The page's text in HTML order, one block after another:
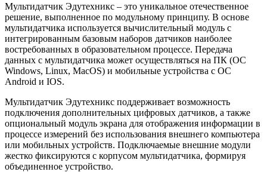
Мультидатчик Эдутехникс – это уникальное отечественное
решение, выполненное по модульному принципу. В основе
мультидатчика используется вычислительный модуль с
интегрированным базовым наборов датчиков наиболее
востребованных в образовательном процессе. Передача
данных с мультидатчика может осуществляться на ПК (OC
Windows, Linux, MacOS) и мобильные устройства с ОС
Android и IOS.
Мультидатчик Эдутехникс поддерживает возможность
подключения дополнительных цифровых датчиков, а также
опциональный модуль экрана для отображения информации в
процессе измерений без использования внешнего компьютера
или мобильных устройств. Подключаемые внешние модули
жестко фиксируются с корпусом мультидатчика, формируя
объединенное устройство.